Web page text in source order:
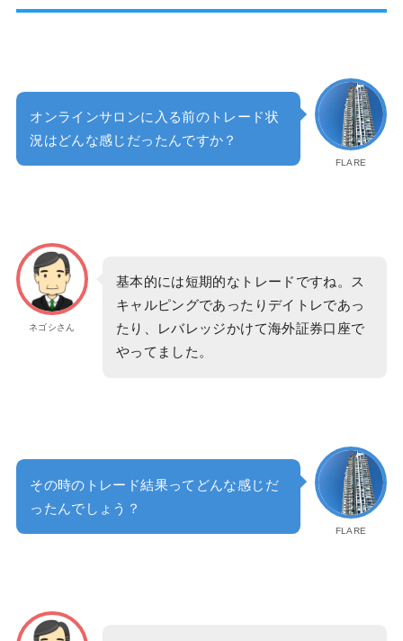
FLARE
オンラインサロンに入る前のトレード状
況はどんな感じだったんですか？
ネゴシさん
基本的には短期的なトレードですね。ス
キャルピングであったりデイトレであっ
たり、レバレッジかけて海外証券口座で
やってました。
FLARE
その時のトレード結果ってどんな感じだ
ったんでしょう？